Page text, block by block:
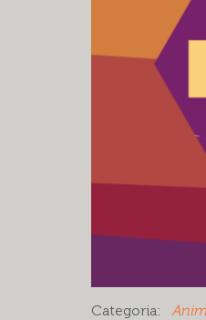
Categoria: